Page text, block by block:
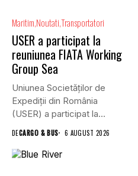
Maritim NoutatiTransportatori
USER a participat la
reuniunea FIATA Working
Group Sea
Uniunea Societăților de
Expediții din România
(USER) a participat la
DECARGO & BUS 6 AUGUST 2026